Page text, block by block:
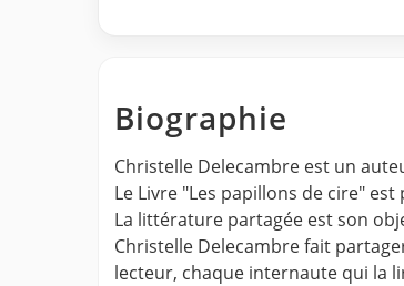
Biographie
Christelle Delecambre est un
Le Livre "Les papillons de cire"
La littérature partagée est son
Christelle Delecambre fait
lecteur, chaque internaute qui la